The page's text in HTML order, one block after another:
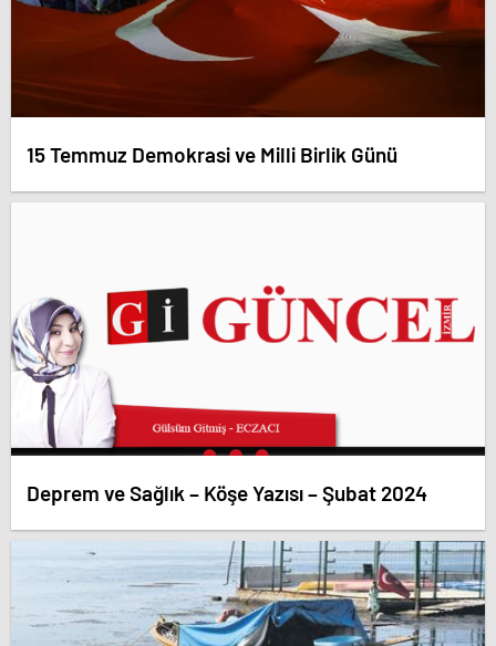
15 Temmuz Demokrasi ve Milli Birlik Günü
Deprem ve Sağlık – Köşe Yazısı – Şubat 2024